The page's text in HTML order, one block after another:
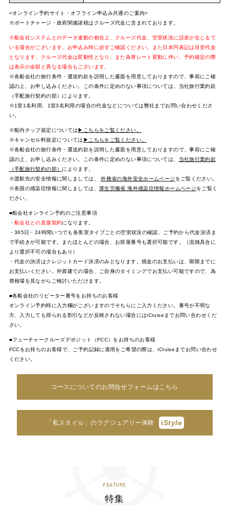
<オンライン予約サイト・オフライン申込み共通のご案内>
※ポートチャージ・政府関連諸税はクルーズ代金に含まれております。
※船会社システムとのデータ連動の都合上、クルーズ代金、空室状況に誤差が生じるて
いる場合がございます。お申込み時に必ずご確認ください。また日本円表記は目安代金
となります。クルーズ代金は変動性となり、また為替レート変動に伴い、予約確定の際
は表示の金額と異なる場合もございます。
※各船会社の旅行条件・運送約款を説明した書面を用意しておりますので、事前にご確
認の上、お申し込みください。この条件に定めのない事項については、当社旅行業約款
（手配旅行契約の部）によります。
※1室1名利用、1室3名利用の場合の代金などについては弊社までお問い合わせくださ
い。
※船内チップ規定については▶こちらをご覧ください。
※キャンセル料規定については ▶こちらをご覧ください。
※各船会社の旅行条件・運送約款を説明した書面を用意しておりますので、事前にご確
認の上、お申し込みください。この条件に定めのない事項については、
当社旅行業約款
（手配旅行契約の部） によります。
※渡航先の安全情報に関しましては、外務省の海外安全ホームページ をご覧ください。
※各国の感染症情報に関しましては、
厚生労働省 海外感染症情報ホームページをご覧く
ださい。
■船会社オンライン予約のご注意事項
・ 船会社との直接契約になります。
・365日・24時間いつでも各客室タイプごとの空室状況の確認、ご予約から代金決済ま
で手続きが可能です。またほとんどの場合、お部屋番号も選択可能です。（混雑具合に
より選択不可の場合もあり）
・代金の決済はクレジットカード決済のみとなります。残金のお支払いは、期限までに
お支払いください。外貨建ての場合、ご自身のタイミングでお支払い可能ですので、為
替相場を見ながらご検討いただけます。
■各船会社のリピーター番号をお持ちのお客様
オンライン予約時に入力欄がございますのでそちらにご入力ください。番号が不明な
方、入力しても得られる割引などが反映されない場合にはiCruiseまでお問い合わせくだ
さい。
■フューチャークルーズデポジット（FCC）をお持ちのお客様
FCCをお持ちのお客様で、ご予約記録に適用をご希望の際は、iCruiseまでお問い合わせ
ください。
コースについてのお問合せフォームはこちら
「私スタイル」のラグジュアリー体験 iStyle
FEATURE
特集